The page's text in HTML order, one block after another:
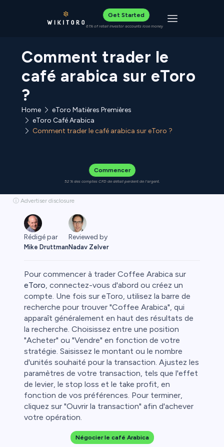
Get Started
61% of retail investor accounts lose money Toggle
Comment trader le
café arabica sur eToro
?
Home
eToro Matières Premières
eToro Café Arabica
Comment trader le café arabica sur eToro ?
Commencer
52 % des comptes CFD de détail perdent de l'argent.
ⓘ Advertiser disclosure
Rédigé par
Mike Druttman
Reviewed by
Nadav Zelver
Pour commencer à trader Coffee Arabica sur
eToro, connectez-vous d'abord ou créez un
compte. Une fois sur eToro, utilisez la barre de
recherche pour trouver "Coffee Arabica", qui
apparaît généralement en haut des résultats de
la recherche. Choisissez entre une position
"Acheter" ou "Vendre" en fonction de votre
stratégie. Saisissez le montant ou le nombre
d'unités souhaité pour la transaction. Ajustez les
paramètres de votre transaction, tels que l'effet
de levier, le stop loss et le take profit, en
fonction de vos préférences. Pour terminer,
cliquez sur "Ouvrir la transaction" afin d'achever
votre opération.
Négocier le café Arabica